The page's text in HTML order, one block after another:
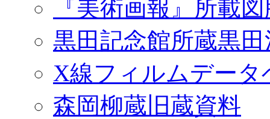
『美術画報』所載
黒田記念館所蔵黒
X線フィルムデータ
森岡柳蔵旧蔵資料